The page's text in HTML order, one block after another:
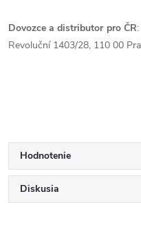
Dovozce a distributor pro ČR
Revoluční 1403/28, 110 00
Hodnotenie
Diskusia